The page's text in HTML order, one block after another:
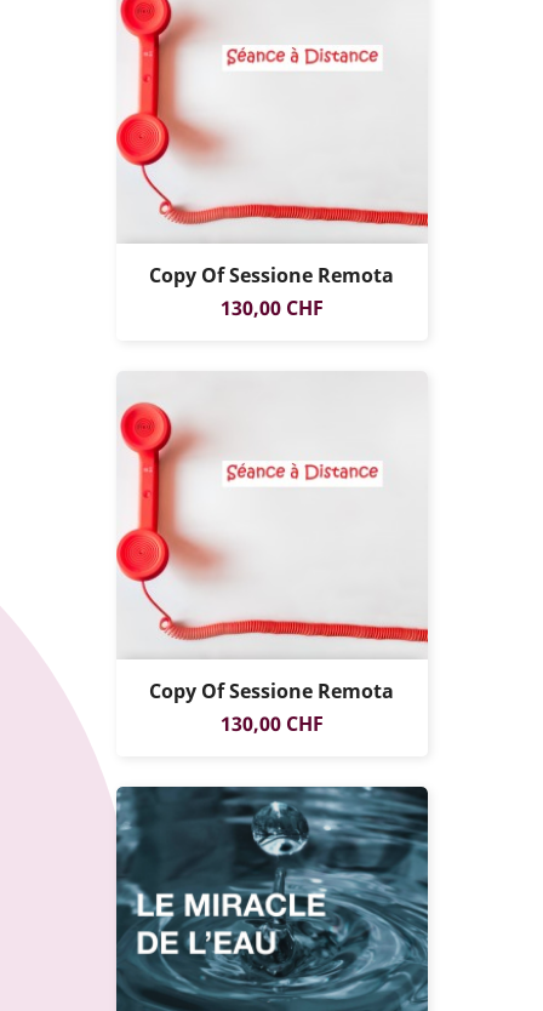
Copy Of Sessione Remota
Prezzo
130,00 CHF
Copy Of Sessione Remota
Prezzo
130,00 CHF